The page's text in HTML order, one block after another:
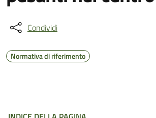
Condividi
Normativa di riferimento